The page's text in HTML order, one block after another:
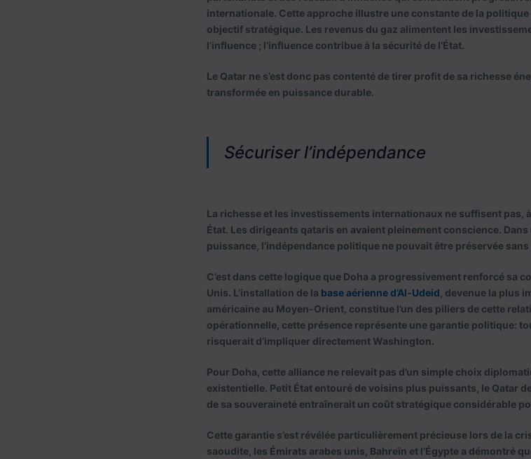
internationale. Cette approche illustre une constante de la
objectif stratégique. Les revenus du gaz alimentent les
l’influence ; l’influence contribue à la sécurité de l’État.
Le Qatar ne s’est donc pas contenté de tirer profit de sa richesse
transformée en puissance durable.
Sécuriser l’indépendance
La richesse et les investissements internationaux ne suffisent pas,
État. Les dirigeants qataris en avaient pleinement conscience.
puissance, l’indépendance politique ne pouvait être préservée
C’est dans cette logique que Doha a progressivement renforcé sa
Unis. L’installation de la base aérienne d’Al-Udeid ⁠, devenue la plus
américaine au Moyen-Orient, constitue l’un des piliers de cette
opérationnelle, cette présence représente une garantie politique:
risquerait d’impliquer directement Washington.
Pour Doha, cette alliance ne relevait pas d’un simple choix
existentielle. Petit État entouré de voisins plus puissants, le Qatar
de sa souveraineté entraînerait un coût stratégique considérable
Cette garantie s’est révélée particulièrement précieuse lors de la
saoudite, les Émirats arabes unis, Bahreïn et l’Égypte a démontré